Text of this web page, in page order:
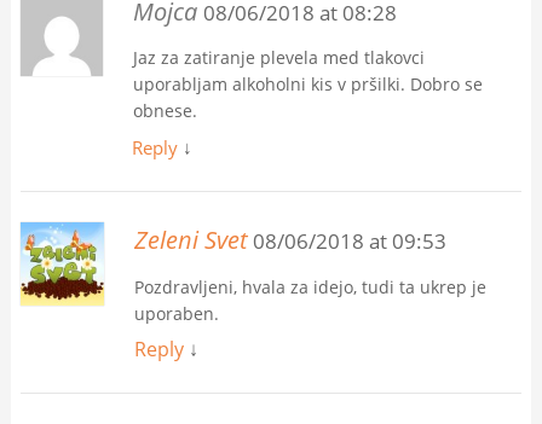
Mojca 08/06/2018 at 08:28
Jaz za zatiranje plevela med tlakovci
uporabljam alkoholni kis v pršilki. Dobro se
obnese.
Reply ↓
Zeleni Svet 08/06/2018 at 09:53
Pozdravljeni, hvala za idejo, tudi ta ukrep je
uporaben.
Reply ↓